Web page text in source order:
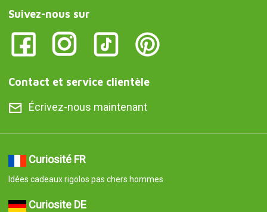
Suivez-nous sur
Contact et service clientèle
Écrivez-nous maintenant
Curiosité FR
Idées cadeaux rigolos pas chers hommes
Curiosite DE